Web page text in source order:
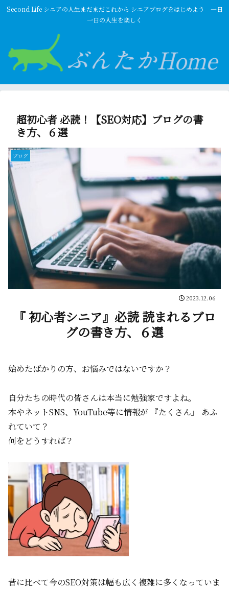
Second Life シニアの人生まだまだこれから シニアブログをはじめよう 一日
一日の人生を楽しく
超初心者 必読！【SEO対応】ブログの書
き方、６選
ブログ
2023.12.06
『 初心者シニア』必読 読まれるブロ
グの書き方、６選
始めたばかりの方、お悩みではないですか？
自分たちの時代の皆さんは本当に勉強家ですよね。
本やネットSNS、YouTube等に情報が 『たくさん』 あふ
れていて？
何をどうすれば？
昔に比べて今のSEO対策は幅も広く複雑に多くなっていま